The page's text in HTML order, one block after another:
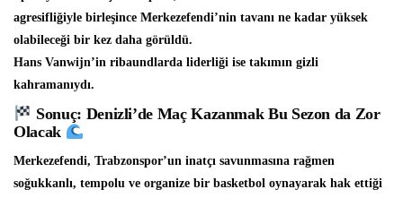
agresifliğiyle birleşince Merkezefendi’nin tavanı ne kadar yüksek
olabileceği bir kez daha görüldü.
Hans Vanwijn’in ribaundlarda liderliği ise takımın gizli
kahramanıydı.
Sonuç: Denizli’de Maç Kazanmak Bu Sezon da Zor
Olacak
Merkezefendi, Trabzonspor’un inatçı savunmasına rağmen
soğukkanlı, tempolu ve organize bir basketbol oynayarak hak ettiği